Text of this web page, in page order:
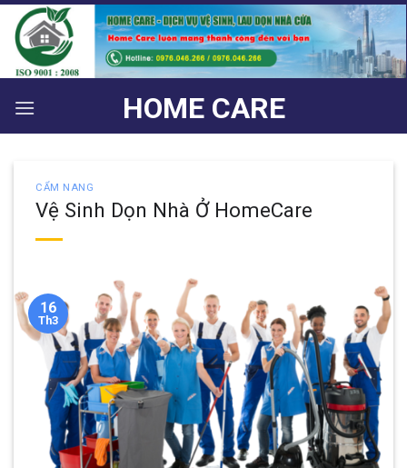
Bỏ
qua
nội
dung
HOME CARE
CẨM NANG
Vệ Sinh Dọn Nhà Ở HomeCare
16
Th3